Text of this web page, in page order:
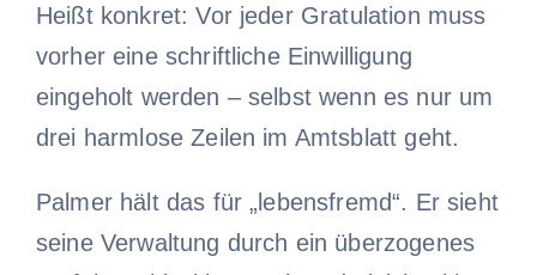
Heißt konkret: Vor jeder Gratulation muss
vorher eine schriftliche Einwilligung
eingeholt werden – selbst wenn es nur um
drei harmlose Zeilen im Amtsblatt geht.
Palmer hält das für „lebensfremd“. Er sieht
seine Verwaltung durch ein überzogenes